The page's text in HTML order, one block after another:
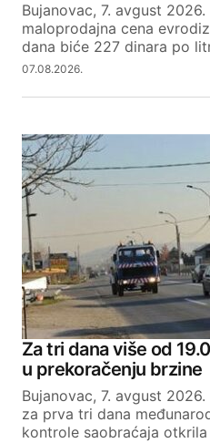
Bujanovac, 7. avgust 2026.
maloprodajna cena
dana biće 227 dinara po
07.08.2026.
Za tri dana više od
u prekoračenju brzine
Bujanovac, 7. avgust
za prva tri dana
kontrole saobraćaja